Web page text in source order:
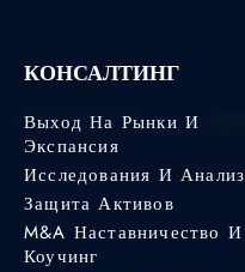
КОНСАЛТИНГ
Выход На Рынки И
Экспансия
Исследования И Анализ
Защита Активов
M&A Наставничество И
Коучинг